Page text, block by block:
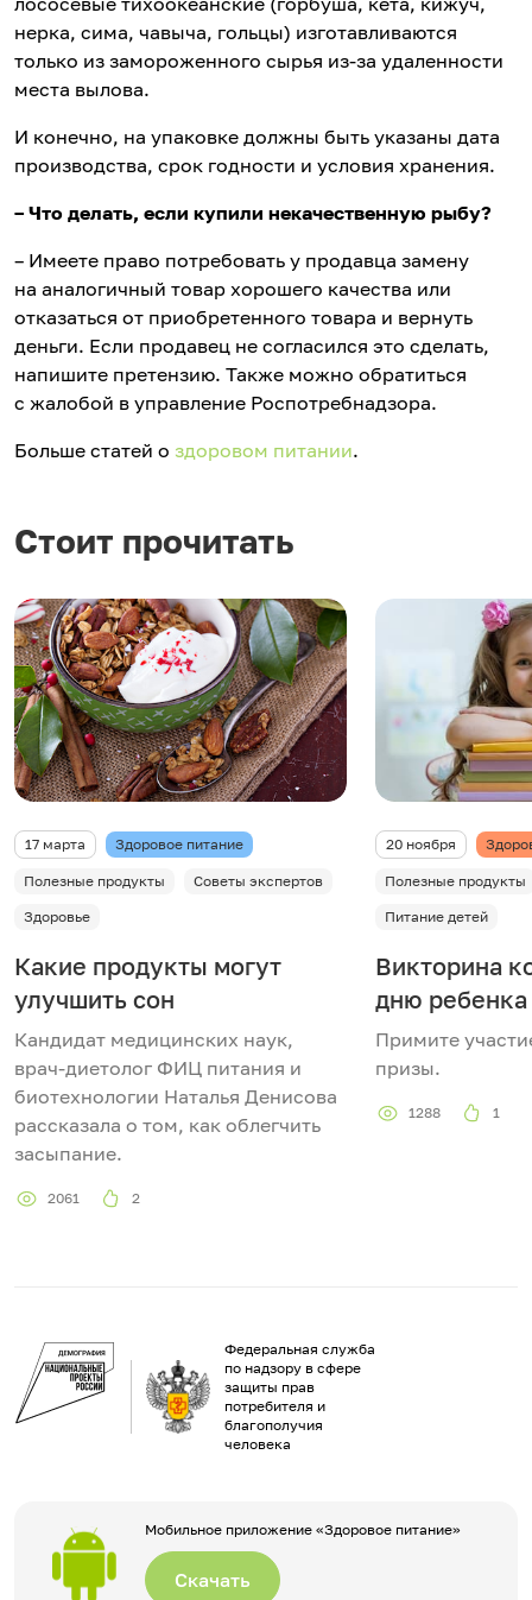
нерка, сима, чавыча, гольцы) изготавливаются
только из замороженного сырья из-за удаленности
места вылова.
И конечно, на упаковке должны быть указаны дата
производства, срок годности и условия хранения.
– Что делать, если купили некачественную рыбу?
– Имеете право потребовать у продавца замену
на аналогичный товар хорошего качества или
отказаться от приобретенного товара и вернуть
деньги. Если продавец не согласился это сделать,
напишите претензию. Также можно обратиться
с жалобой в управление Роспотребнадзора.
Больше статей о здоровом питании.
Стоит прочитать
17 марта Здоровое питание
Полезные продукты
Советы экспертов
Здоровье
Какие продукты могут
улучшить сон
Кандидат медицинских наук,
врач-диетолог ФИЦ питания и
биотехнологии Наталья Денисова
рассказала о том, как облегчить
засыпание.
2061 2
20 ноября
Полезные продукты
Питание детей
Викторина
дню ребенка
Примите
призы.
1288 1
Федеральная служба
по надзору в сфере
защиты прав
потребителя и
благополучия
человека
Мобильное приложение «Здоровое питание»
Скачать